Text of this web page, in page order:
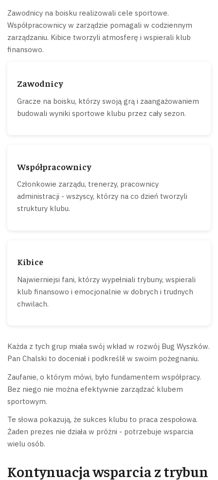
Zawodnicy na boisku realizowali cele sportowe.
Współpracownicy w zarządzie pomagali w codziennym
zarządzaniu. Kibice tworzyli atmosferę i wspierali klub
finansowo.
Zawodnicy
Gracze na boisku, którzy swoją grą i zaangażowaniem
budowali wyniki sportowe klubu przez cały sezon.
Współpracownicy
Członkowie zarządu, trenerzy, pracownicy
administracji - wszyscy, którzy na co dzień tworzyli
struktury klubu.
Kibice
Najwierniejsi fani, którzy wypełniali trybuny, wspierali
klub finansowo i emocjonalnie w dobrych i trudnych
chwilach.
Każda z tych grup miała swój wkład w rozwój Bug Wyszków.
Pan Chalski to doceniał i podkreślił w swoim pożegnaniu.
Zaufanie, o którym mówi, było fundamentem współpracy.
Bez niego nie można efektywnie zarządzać klubem
sportowym.
Te słowa pokazują, że sukces klubu to praca zespołowa.
Żaden prezes nie działa w próżni - potrzebuje wsparcia
wielu osób.
Kontynuacja wsparcia z trybun